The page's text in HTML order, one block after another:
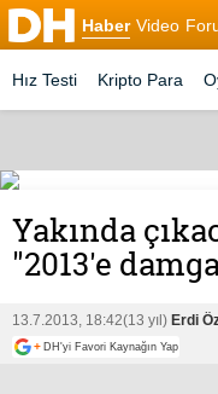
Haber Video
Hız Testi Kripto Para
Yakında
"2013'e
13.7.2013, 18:42(13 yıl) Erdi
+ DH'yi Favori Kaynağın Yap